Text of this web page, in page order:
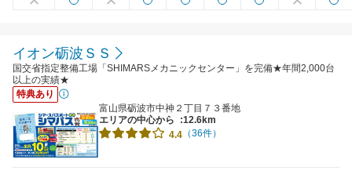
イオン砺波ＳＳ
国交省指定整備工場「SHIMARSメカニックセンター」を完備★年間2,000台
以上の実績★
特典あり
富山県砺波市中神２丁目７３番地
エリアの中心から
:12.6km
4.4 （36件）